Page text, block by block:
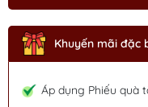
Khuyến mãi đặc
Áp dụng Phiếu quà